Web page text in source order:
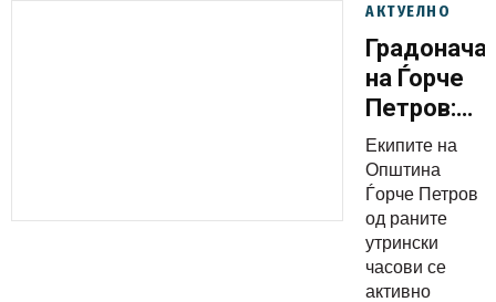
АКТУЕЛНО
на Ѓорче
Петров:
Будно ги
следиме
условите
на терен и
навремено
реагираме
Екипите на
Општина
Ѓорче Петров
од раните
утрински
часови се
активно